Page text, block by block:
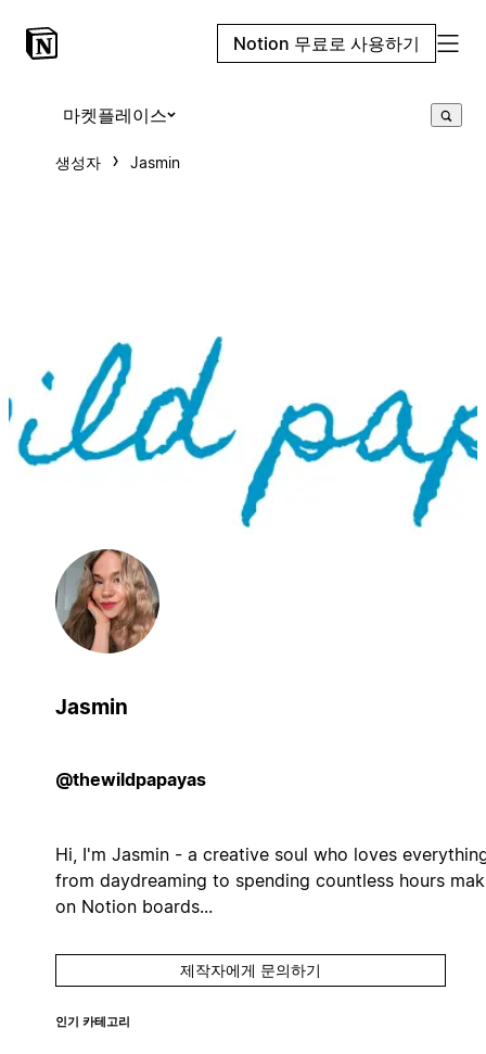
Notion 무료로 사용하기
마켓플레이스
생성자 Jasmin
Jasmin
@thewildpapayas
Hi, I'm Jasmin - a creative soul who loves
from daydreaming to spending countless hours
on Notion boards...
제작자에게 문의하기
인기 카테고리